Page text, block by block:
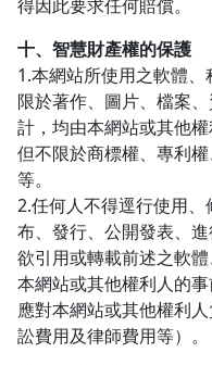
得因此要求任何賠償。
十、智慧財產權的保護
1.本網站所使用之軟體
限於著作、圖片、檔案
計，均由本網站或其他
但不限於商標權、專利
等。
2.任何人不得逕行使用
布、發行、公開發表、
欲引用或轉載前述之軟
本網站或其他權利人的
應對本網站或其他權利
訟費用及律師費用等）。